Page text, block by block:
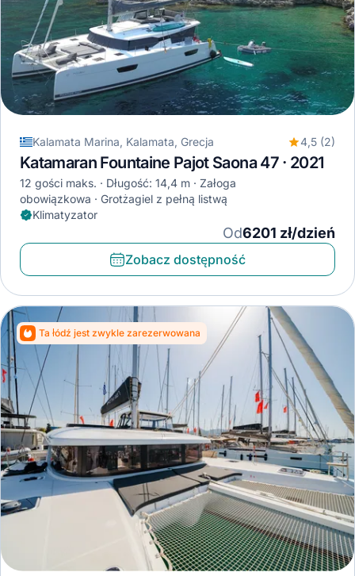
Kalamata Marina, Kalamata, Grecja 4,5 (2)
Katamaran Fountaine Pajot Saona 47 · 2021
12 gości maks. Długość: 14,4 m
Załoga
obowiązkowa
Grotżagiel z pełną listwą
Klimatyzator
Od6201 zł/dzień
Zobacz dostępność
Ta łódź jest zwykle zarezerwowana